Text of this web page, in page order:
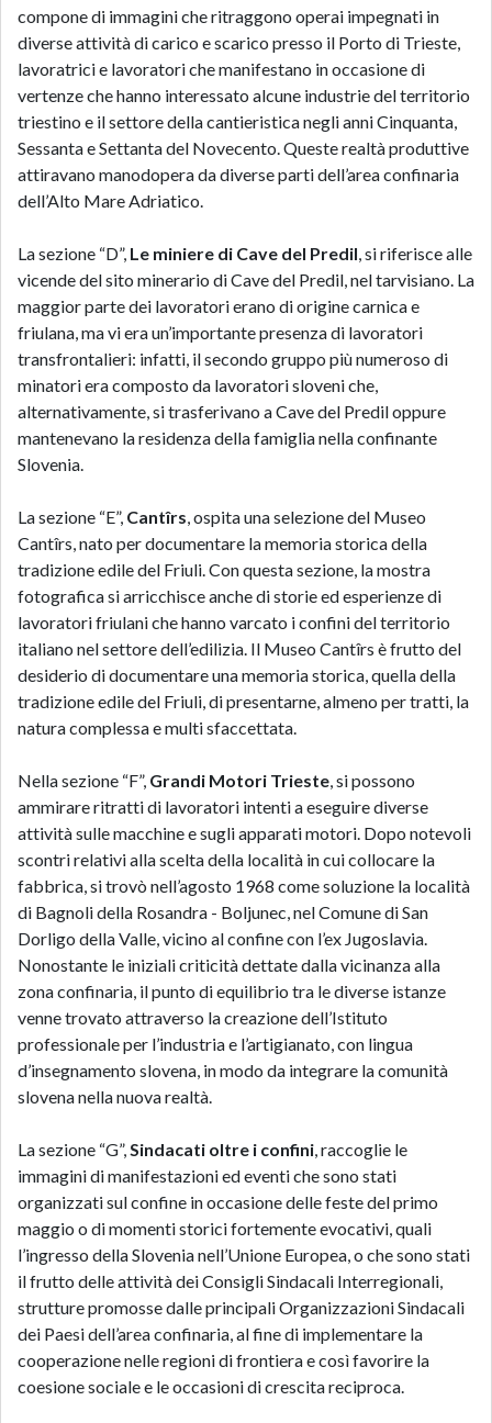
compone di immagini che ritraggono operai impegnati in
diverse attività di carico e scarico presso il Porto di Trieste,
lavoratrici e lavoratori che manifestano in occasione di
vertenze che hanno interessato alcune industrie del territorio
triestino e il settore della cantieristica negli anni Cinquanta,
Sessanta e Settanta del Novecento. Queste realtà produttive
attiravano manodopera da diverse parti dell’area confinaria
dell’Alto Mare Adriatico.
La sezione “D”, Le miniere di Cave del Predil, si riferisce alle
vicende del sito minerario di Cave del Predil, nel tarvisiano. La
maggior parte dei lavoratori erano di origine carnica e
friulana, ma vi era un’importante presenza di lavoratori
transfrontalieri: infatti, il secondo gruppo più numeroso di
minatori era composto da lavoratori sloveni che,
alternativamente, si trasferivano a Cave del Predil oppure
mantenevano la residenza della famiglia nella confinante
Slovenia.
La sezione “E”, Cantîrs, ospita una selezione del Museo
Cantîrs, nato per documentare la memoria storica della
tradizione edile del Friuli. Con questa sezione, la mostra
fotografica si arricchisce anche di storie ed esperienze di
lavoratori friulani che hanno varcato i confini del territorio
italiano nel settore dell’edilizia. Il Museo Cantîrs è frutto del
desiderio di documentare una memoria storica, quella della
tradizione edile del Friuli, di presentarne, almeno per tratti, la
natura complessa e multi sfaccettata.
Nella sezione “F”, Grandi Motori Trieste, si possono
ammirare ritratti di lavoratori intenti a eseguire diverse
attività sulle macchine e sugli apparati motori. Dopo notevoli
scontri relativi alla scelta della località in cui collocare la
fabbrica, si trovò nell’agosto 1968 come soluzione la località
di Bagnoli della Rosandra - Boljunec, nel Comune di San
Dorligo della Valle, vicino al confine con l’ex Jugoslavia.
Nonostante le iniziali criticità dettate dalla vicinanza alla
zona confinaria, il punto di equilibrio tra le diverse istanze
venne trovato attraverso la creazione dell’Istituto
professionale per l’industria e l’artigianato, con lingua
d’insegnamento slovena, in modo da integrare la comunità
slovena nella nuova realtà.
La sezione “G”,Sindacati oltre i confini, raccoglie le
immagini di manifestazioni ed eventi che sono stati
organizzati sul confine in occasione delle feste del primo
maggio o di momenti storici fortemente evocativi, quali
l’ingresso della Slovenia nell’Unione Europea, o che sono stati
il frutto delle attività dei Consigli Sindacali Interregionali,
strutture promosse dalle principali Organizzazioni Sindacali
dei Paesi dell’area confinaria, al fine di implementare la
cooperazione nelle regioni di frontiera e così favorire la
coesione sociale e le occasioni di crescita reciproca.